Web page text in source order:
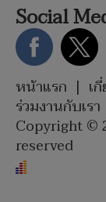
Social
หน้าแรก | เ
ร่วมงานกับเรา
Copyright ©
reserved